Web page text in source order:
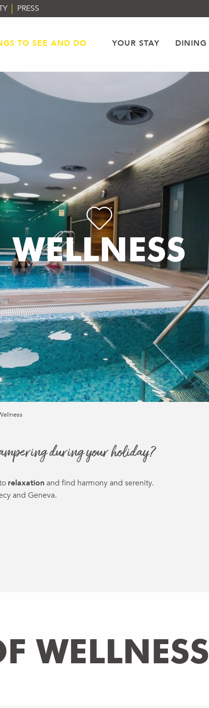
PRESS
TO SEE AND DO YOUR STAY DINING
WELLNESS
during your holiday?
relaxation and find harmony and serenity.
and Geneva.
favoris
WELLNESS